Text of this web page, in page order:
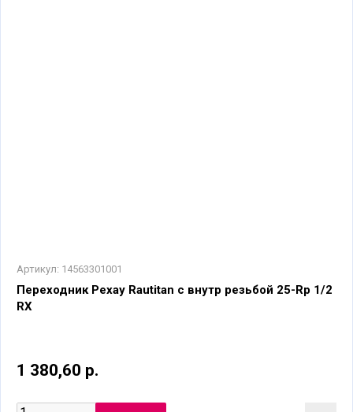
Артикул: 14563301001
Переходник Рехау Rautitan с внутр резьбой 25-Rp 1/2
RX
1 380,60 р.